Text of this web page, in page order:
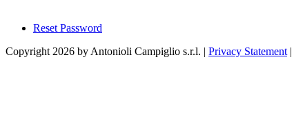
Reset Password
Copyright 2026 by Antonioli Campiglio s.r.l. | Privacy Statement |